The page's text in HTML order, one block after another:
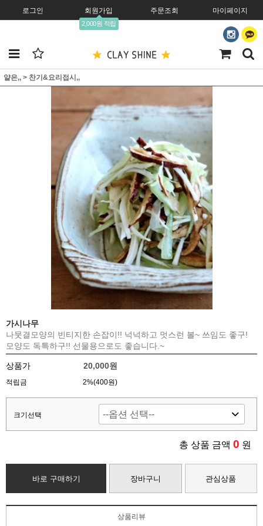
로그인 회원가입
2,000원 적립
주문조회 마이페이지
얕은,, > 찬기&요리접시,,
가시나무
나뭇결모양의 빈티지한 손잡이!! 넉넉하고 멋스런 볼~ 쓰임도 좋구!
모양도 독특하구!! 선물용으로도 좋습니다.~
상품가 20,000원
적립금 2%(400원)
크기선택
총 상품 금액 0 원
바로 구매하기 장바구니 관심상품
상품리뷰